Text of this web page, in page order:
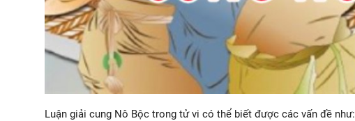
Luận giải cung Nô Bộc trong tử vi có thể biết được các vấn đề như: